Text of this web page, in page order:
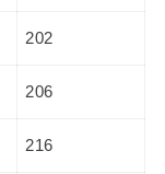
202
206
216